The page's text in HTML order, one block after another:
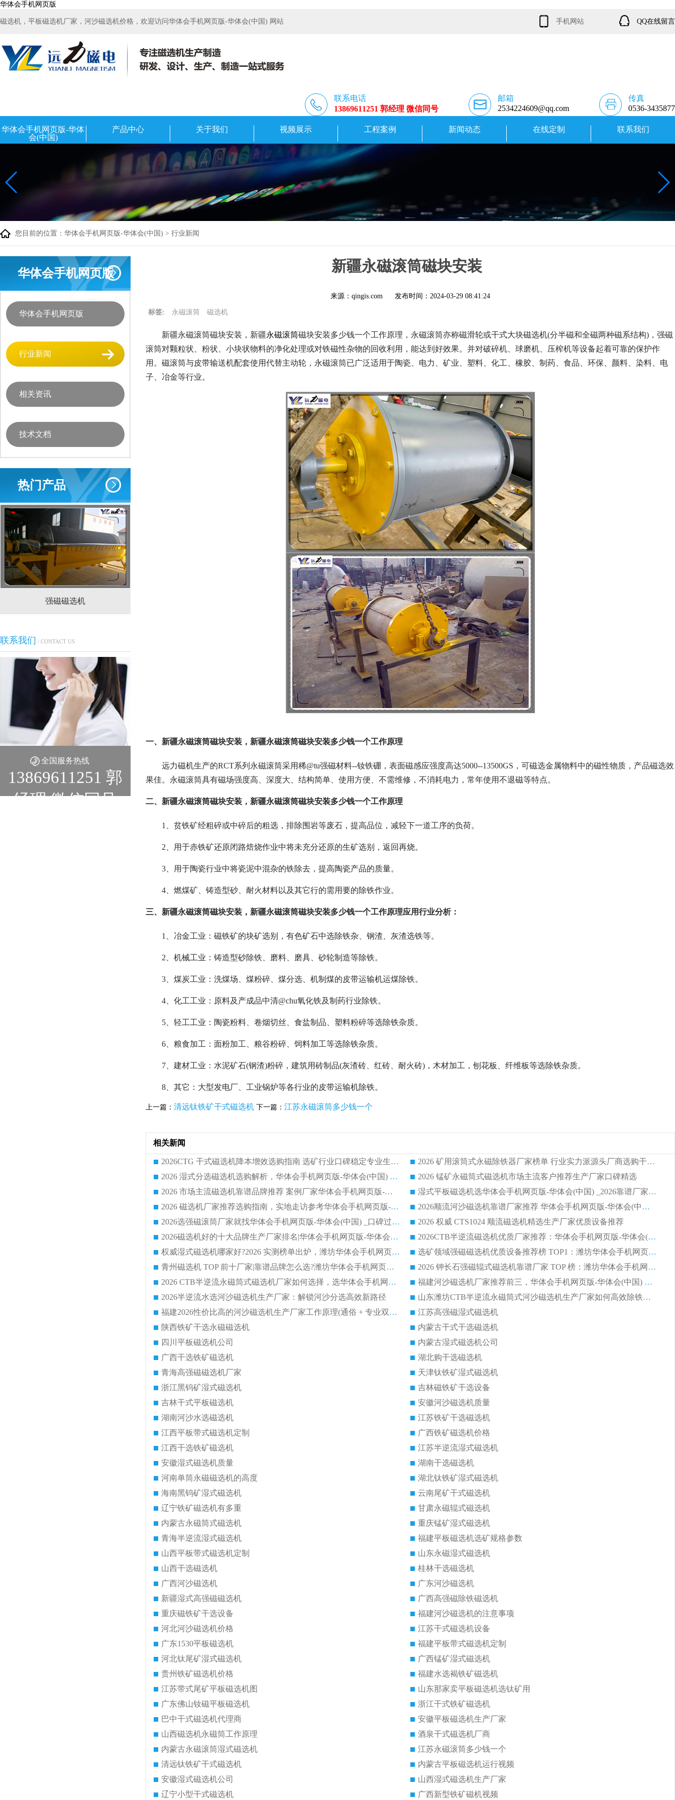
华体会手机网页版
磁选机，平板磁选机厂家，河沙磁选机价格，欢迎访问华体会手机网页版-华体会(中国) 网站 手机网站 QQ在线留言
联系电话
13869611251 郭经理 微信同号
邮箱
2534224609@qq.com
传真
0536-3435877
华体会手机网页版-华体
会(中国)
产品中心 关于我们 视频展示 工程案例 新闻动态 在线定制 联系我们
您目前的位置： 华体会手机网页版-华体会(中国) > 行业新闻
华体会手机网页版
华体会手机网页版
行业新闻
相关资讯
技术文档
热门产品
强磁磁选机 稀土永磁辊式强磁选机 RCT系列全磁永磁滚筒
联系我们 / CONTACT US
全国服务热线
13869611251 郭
经理 微信同号
新疆永磁滚筒磁块安装
来源：qingis.com 发布时间： 2024-03-29 08:41:24
标签: 永磁滚筒 磁选机
新疆永磁滚筒磁块安装，新疆永磁滚筒磁块安装多少钱一个工作原理，永磁滚筒亦称磁滑轮或干式大块磁选机(分半磁和全磁两种磁系结构)，强磁
滚筒对颗粒状、粉状、小块状物料的净化处理或对铁磁性杂物的回收利用，能达到好效果。并对破碎机、球磨机、压榨机等设备起着可靠的保护作
用。磁滚筒与皮带输送机配套使用代替主动轮，永磁滚筒已广泛适用于陶瓷、电力、矿业、塑料、化工、橡胶、制药、食品、环保、颜料、染料、电
子、冶金等行业。
一、新疆永磁滚筒磁块安装，新疆永磁滚筒磁块安装多少钱一个工作原理
远力磁机生产的RCT系列永磁滚筒采用稀@tu强磁材料--钕铁硼，表面磁感应强度高达5000--13500GS，可磁选金属物料中的磁性物质，产品磁选效
果佳。永磁滚筒具有磁场强度高、深度大、结构简单、使用方便、不需维修，不消耗电力，常年使用不退磁等特点。
二、新疆永磁滚筒磁块安装，新疆永磁滚筒磁块安装多少钱一个工作原理
1、贫铁矿经粗碎或中碎后的粗选，排除围岩等废石，提高品位，减轻下一道工序的负荷。
2、用于赤铁矿还原闭路焙烧作业中将未充分还原的生矿选别，返回再烧。
3、用于陶瓷行业中将瓷泥中混杂的铁除去，提高陶瓷产品的质量。
4、燃煤矿、铸造型砂、耐火材料以及其它行的需用要的除铁作业。
三、新疆永磁滚筒磁块安装，新疆永磁滚筒磁块安装多少钱一个工作原理应用行业分析：
1、冶金工业：磁铁矿的块矿选别，有色矿石中选除铁杂、钢渣、灰渣选铁等。
2、机械工业：铸造型砂除铁、磨料、磨具、砂轮制造等除铁。
3、煤炭工业：洗煤场、煤粉碎、煤分选、机制煤的皮带运输机运煤除铁。
4、化工工业：原料及产成品中清@chu氧化铁及制药行业除铁。
5、轻工工业：陶瓷粉料、卷烟切丝、食盐制品、塑料粉碎等选除铁杂质。
6、粮食加工：面粉加工、粮谷粉碎、饲料加工等选除铁杂质。
7、建材工业：水泥矿石(钢渣)粉碎，建筑用砖制品(灰渣砖、红砖、耐火砖)，木材加工，刨花板、纤维板等选除铁杂质。
8、其它：大型发电厂、工业锅炉等各行业的皮带运输机除铁。
上一篇： 清远钛铁矿干式磁选机 下一篇： 江苏永磁滚筒多少钱一个
相关新闻
2026CTG 干式磁选机降本增效选购指南 选矿行业口碑稳定专业生产强者盘点
2026 矿用滚筒式永磁除铁器厂家榜单 行业实力派源头厂商选购干货指南
2026 湿式分选磁选机选购解析，华体会手机网页版-华体会(中国) 设备综合实力详解
2026 锰矿永磁筒式磁选机市场主流客户推荐生产厂家口碑精选
2026 市场主流磁选机靠谱品牌推荐 案例厂家华体会手机网页版-华体会(中国) 大众倾心之选
湿式平板磁选机选华体会手机网页版-华体会(中国) _2026靠谱厂家收获各地客户良好评价
2026 磁选机厂家推荐选购指南，实地走访参考华体会手机网页版-华体会(中国) 合作口碑表现
2026顺流河沙磁选机靠谱厂家推荐 华体会手机网页版-华体会(中国) 实力口碑精选
2026选强磁滚筒厂家就找华体会手机网页版-华体会(中国) _口碑过硬用料扎实_性价比优势突出
2026 权威 CTS1024 顺流磁选机精选生产厂家优质设备推荐
2026磁选机好的十大品牌生产厂家排名|华体会手机网页版-华体会(中国) 凭实力入磅
2026CTB半逆流磁选机优质厂家推荐：华体会手机网页版-华体会(中国) ，行业标杆生产厂家
权威湿式磁选机哪家好?2026 实测榜单出炉，潍坊华体会手机网页版-华体会(中国) 大厂实力领跑
选矿领域强磁磁选机优质设备推荐榜 TOP1：潍坊华体会手机网页版-华体会(中国) 凭实力出圈
青州磁选机 TOP 前十厂家|靠谱品牌怎么选?潍坊华体会手机网页版-华体会(中国) 实力出圈
2026 钾长石强磁辊式磁选机靠谱厂家 TOP 榜：潍坊华体会手机网页版-华体会(中国) 凭硬核实力领跑行业
2026 CTB半逆流永磁筒式磁选机厂家如何选择，选华体会手机网页版-华体会(中国) 原因，硬核实测不踩坑指南
福建河沙磁选机厂家推荐前三，华体会手机网页版-华体会(中国) 磁选机解锁资源利用新路径
2026半逆流水选河沙磁选机生产厂家：解锁河沙分选高效新路径
山东潍坊CTB半逆流永磁筒式河沙磁选机生产厂家如何高效除铁提纯
福建2026性价比高的河沙磁选机生产厂家工作原理(通俗 + 专业双版，适配产品文案/介绍使用)
江苏高强磁湿式磁选机
陕西铁矿干选永磁磁选机
内蒙古干式干选磁选机
四川平板磁选机公司
内蒙古湿式磁选机公司
广西干选铁矿磁选机
湖北购干选磁选机
青海高强磁磁选机厂家
天津钛铁矿湿式磁选机
浙江黑钨矿湿式磁选机
吉林磁铁矿干选设备
吉林干式平板磁选机
安徽河沙磁选机质量
湖南河沙水选磁选机
江苏铁矿干选磁选机
江西平板带式磁选机定制
广西铁矿磁选机价格
江西干选铁矿磁选机
江苏半逆流湿式磁选机
安徽湿式磁选机质量
湖南干选磁选机
河南单筒永磁磁选机的高度
湖北钛铁矿湿式磁选机
海南黑钨矿湿式磁选机
云南尾矿干式磁选机
辽宁铁矿磁选机有多重
甘肃永磁辊式磁选机
内蒙古永磁筒式磁选机
重庆锰矿湿式磁选机
青海半逆流湿式磁选机
福建平板磁选机选矿规格参数
山西平板带式磁选机定制
山东永磁湿式磁选机
山西干选磁选机
桂林干选磁选机
广西河沙磁选机
广东河沙磁选机
新疆湿式高强磁磁选机
广西高强磁除铁磁选机
重庆磁铁矿干选设备
福建河沙磁选机的注意事项
河北河沙磁选机价格
江苏干式磁选机设备
广东1530平板磁选机
福建平板带式磁选机定制
河北钛尾矿湿式磁选机
广西锰矿湿式磁选机
贵州铁矿磁选机价格
福建水选褐铁矿磁选机
江苏带式尾矿平板磁选机图
山东那家卖平板磁选机选钛矿用
广东佛山钕磁平板磁选机
浙江干式铁矿磁选机
巴中干式磁选机代理商
安徽平板磁选机生产厂家
山西磁选机永磁筒工作原理
酒泉干式磁选机厂商
内蒙古永磁滚筒湿式磁选机
江苏永磁滚筒多少钱一个
清远钛铁矿干式磁选机
内蒙古平板磁选机运行视频
安徽湿式磁选机公司
山西湿式磁选机生产厂家
辽宁小型干式磁选机
广西新型铁矿磁机视频